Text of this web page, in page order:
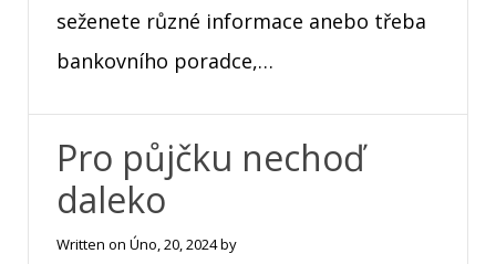
seženete různé informace anebo třeba
bankovního poradce,…
Pro půjčku nechoď
daleko
Written on Úno, 20, 2024by